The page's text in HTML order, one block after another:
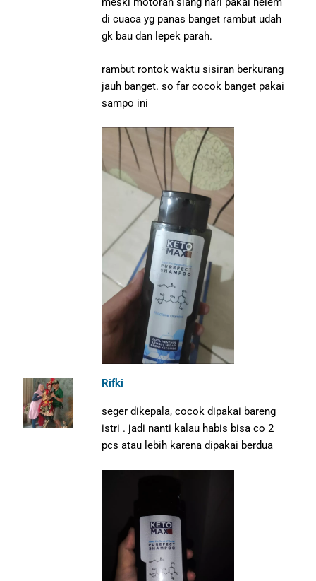
di cuaca yg panas banget rambut udah
gk bau dan lepek parah.
rambut rontok waktu sisiran berkurang
jauh banget. so far cocok banget pakai
sampo ini
Rifki
seger dikepala, cocok dipakai bareng
istri . jadi nanti kalau habis bisa co 2
pcs atau lebih karena dipakai berdua